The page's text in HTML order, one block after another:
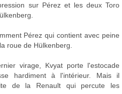
sur Pérez et les deux Toro
Pérez qui contient avec peine
roue de Hülkenberg.
virage, Kvyat porte l'estocade
hardiment à l'intérieur. Mais il
de la Renault qui percute les